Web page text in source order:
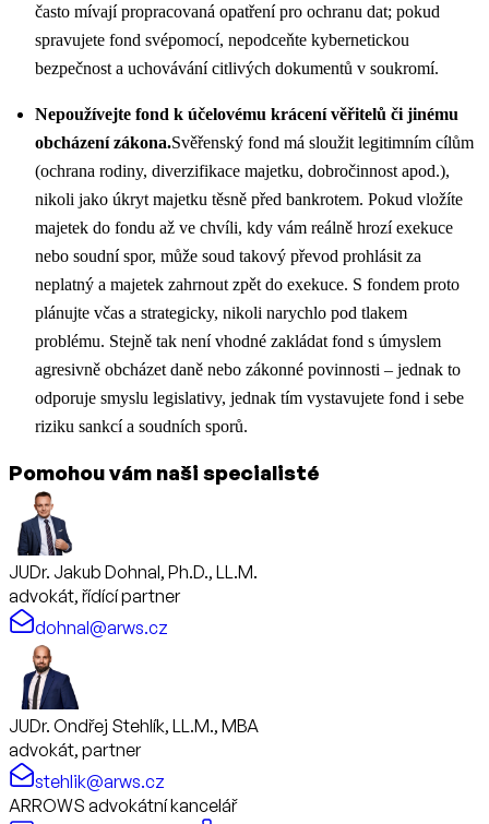
často mívají propracovaná opatření pro ochranu dat; pokud
spravujete fond svépomocí, nepodceňte kybernetickou
bezpečnost a uchovávání citlivých dokumentů v soukromí.
Nepoužívejte fond k účelovému krácení věřitelů či jinému
obcházení zákona.Svěřenský fond má sloužit legitimním cílům
(ochrana rodiny, diverzifikace majetku, dobročinnost apod.),
nikoli jako úkryt majetku těsně před bankrotem. Pokud vložíte
majetek do fondu až ve chvíli, kdy vám reálně hrozí exekuce
nebo soudní spor, může soud takový převod prohlásit za
neplatný a majetek zahrnout zpět do exekuce. S fondem proto
plánujte včas a strategicky, nikoli narychlo pod tlakem
problému. Stejně tak není vhodné zakládat fond s úmyslem
agresivně obcházet daně nebo zákonné povinnosti – jednak to
odporuje smyslu legislativy, jednak tím vystavujete fond i sebe
riziku sankcí a soudních sporů.
Pomohou vám naši specialisté
JUDr. Jakub Dohnal, Ph.D., LL.M.
advokát, řídící partner
dohnal@arws.cz
JUDr. Ondřej Stehlík, LL.M., MBA
advokát, partner
stehlik@arws.cz
ARROWS advokátní kancelář